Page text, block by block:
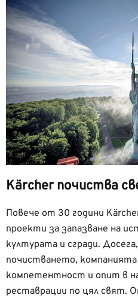
Kärcher почиства
Повече от 30 години
проекти за запазване на
културата и сгради.
почистването, компанията
компетентност и опит в
реставрации по цял свят.